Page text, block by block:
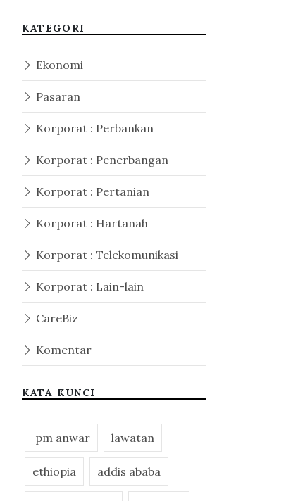
KATEGORI
Ekonomi
Pasaran
Korporat : Perbankan
Korporat : Penerbangan
Korporat : Pertanian
Korporat : Hartanah
Korporat : Telekomunikasi
Korporat : Lain-lain
CareBiz
Komentar
KATA KUNCI
pm anwar lawatan
ethiopia addis ababa